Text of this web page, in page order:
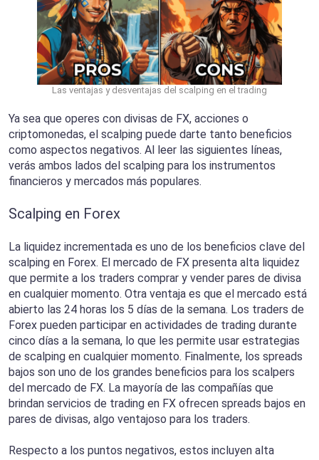
Las ventajas y desventajas del scalping en el trading
Ya sea que operes con divisas de FX, acciones o
criptomonedas, el scalping puede darte tanto beneficios
como aspectos negativos. Al leer las siguientes líneas,
verás ambos lados del scalping para los instrumentos
financieros y mercados más populares.
Scalping en Forex
La liquidez incrementada es uno de los beneficios clave del
scalping en Forex. El mercado de FX presenta alta liquidez
que permite a los traders comprar y vender pares de divisa
en cualquier momento. Otra ventaja es que el mercado está
abierto las 24 horas los 5 días de la semana. Los traders de
Forex pueden participar en actividades de trading durante
cinco días a la semana, lo que les permite usar estrategias
de scalping en cualquier momento. Finalmente, los spreads
bajos son uno de los grandes beneficios para los scalpers
del mercado de FX. La mayoría de las compañías que
brindan servicios de trading en FX ofrecen spreads bajos en
pares de divisas, algo ventajoso para los traders.
Respecto a los puntos negativos, estos incluyen alta